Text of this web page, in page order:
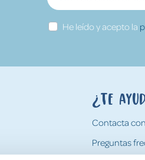
He leído y acepto la
¿Te
Contacta
Preguntas